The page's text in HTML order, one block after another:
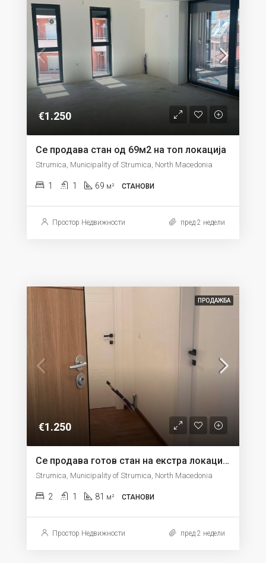
€1.250
Се продава стан од 69м2 на топ локација
Strumica, Municipality of Strumica, North Macedonia
1 1 69 м² СТАНОВИ
Простор Недвижности пред 2 недели
ПРОДАЖБА
€1.250
Се продава готов стан на екстра локација од 81м2 на 3 кат во Струмица
Strumica, Municipality of Strumica, North Macedonia
2 1 81 м² СТАНОВИ
Простор Недвижности пред 2 недели